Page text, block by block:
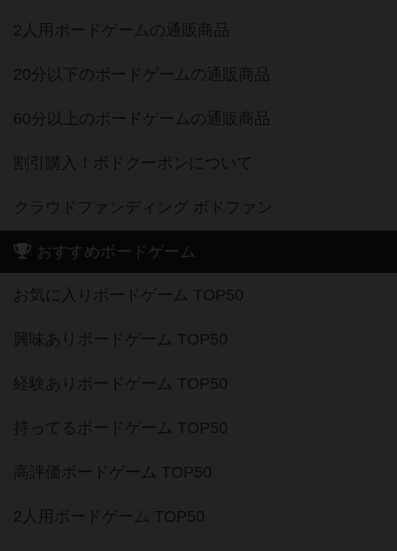
2人用ボードゲームの通販商品
20分以下のボードゲームの通販商品
60分以上のボードゲームの通販商品
割引購入！ボドクーポンについて
クラウドファンディング ボドファン
おすすめボードゲーム
お気に入りボードゲーム TOP50
興味ありボードゲーム TOP50
経験ありボードゲーム TOP50
持ってるボードゲーム TOP50
高評価ボードゲーム TOP50
2人用ボードゲーム TOP50